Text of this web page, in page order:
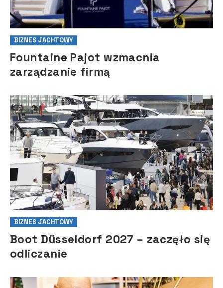
BIZNES JACHTOWY
Fountaine Pajot wzmacnia
zarządzanie firmą
BIZNES JACHTOWY
Boot Düsseldorf 2027 – zaczęło się
odliczanie